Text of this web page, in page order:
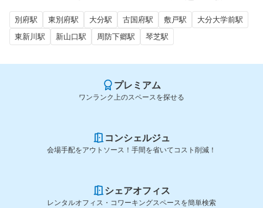
別府駅 東別府駅 大分駅 古国府駅 敷戸駅
大分大学前駅
東新川駅
新山口駅 周防下郷駅 琴芝駅
プレミアム
ワンランク上のスペースを探せる
コンシェルジュ
会場手配をアウトソース！手間を省いてコスト削減！
シェアオフィス
レンタルオフィス・コワーキングスペースを簡単検索